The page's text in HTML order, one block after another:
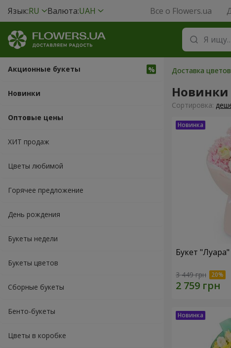
Язык:RU Валюта:UAH Все о Flowers.ua
Акционные букеты
Новинки
Оптовые цены
ХИТ продаж
Цветы любимой
Горячее предложение
День рождения
Букеты недели
Букеты цветов
Сборные букеты
Бенто-букеты
Цветы в коробке
Доставка
Новинки
Cортировка:
Букет "Луара"
3 449 грн